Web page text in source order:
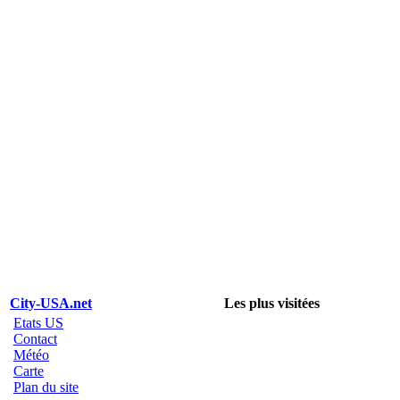
City-USA.net
Les plus visitées
Etats US
Contact
Météo
Carte
Plan du site